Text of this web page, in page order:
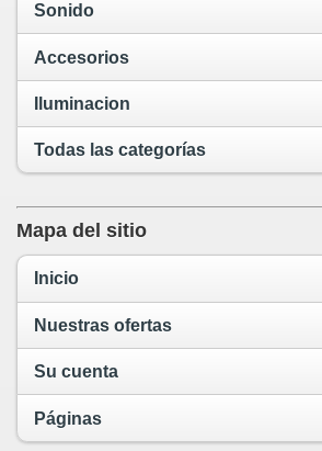
Sonido
Accesorios
Iluminacion
Todas las categorías
Mapa del sitio
Inicio
Nuestras ofertas
Su cuenta
Páginas